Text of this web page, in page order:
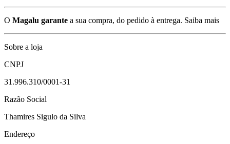
O Magalu garante a sua compra, do pedido à entrega. Saiba mais
Sobre a loja
CNPJ
31.996.310/0001-31
Razão Social
Thamires Sigulo da Silva
Endereço